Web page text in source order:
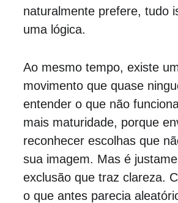
naturalmente prefere, tudo
uma lógica.
Ao mesmo tempo, existe
movimento que quase
entender o que não
mais maturidade, porque
reconhecer escolhas que
sua imagem. Mas é
exclusão que traz clareza.
o que antes parecia